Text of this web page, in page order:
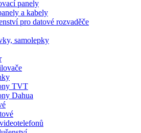
panely
a kabely
pro datové rozvaděče
samolepky
TVT
Dahua